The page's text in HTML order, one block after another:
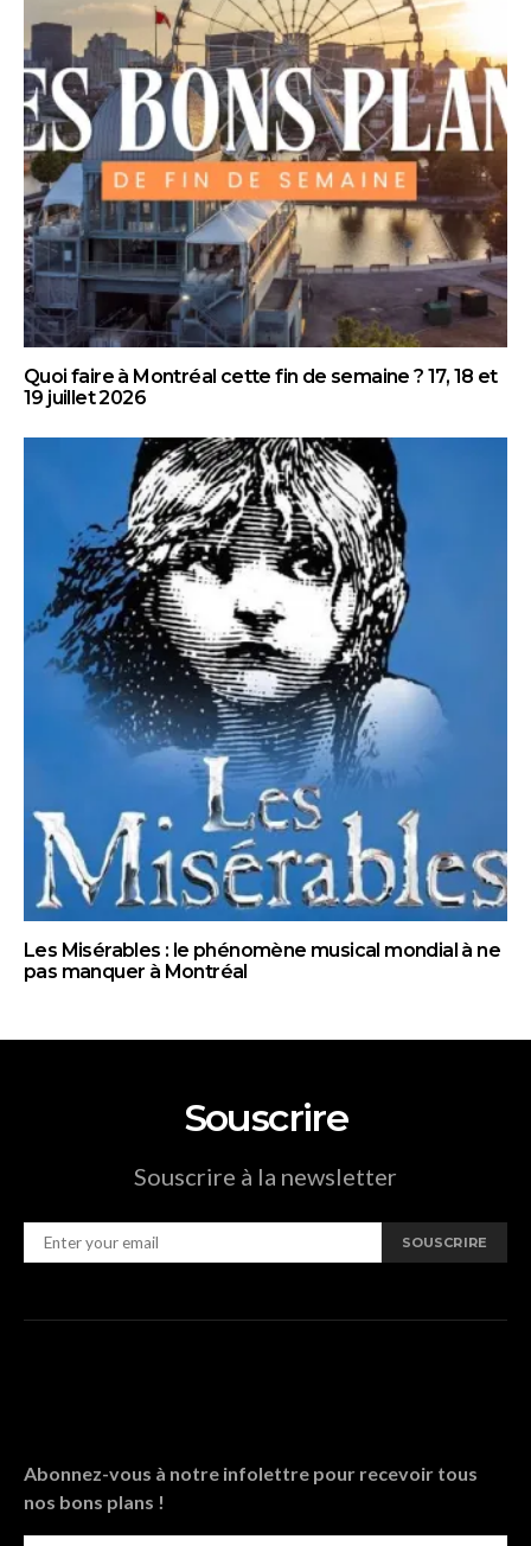
Quoi faire à Montréal cette fin de semaine ? 17, 18 et
19 juillet 2026
Les Misérables : le phénomène musical mondial à ne
pas manquer à Montréal
Souscrire
Souscrire à la newsletter
SOUSCRIRE
Abonnez-vous à notre infolettre pour recevoir tous
nos bons plans !